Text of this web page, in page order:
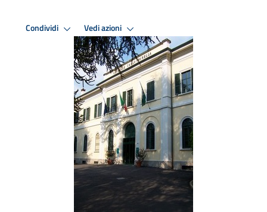
Condividi Vedi azioni